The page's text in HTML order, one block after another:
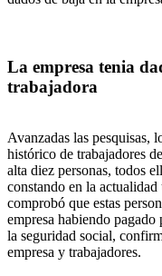
La empresa tenia
trabajadora
Avanzadas las pesquisas,
histórico de trabajadores
alta diez personas, todos
constando en la
comprobó que estas
empresa habiendo
la seguridad social,
empresa y trabajadores.